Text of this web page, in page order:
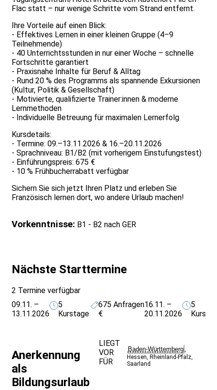
Flac statt – nur wenige Schritte vom Strand entfernt.
Ihre Vorteile auf einen Blick:
- Effektives Lernen in einer kleinen Gruppe (4–9
Teilnehmende)
- 40 Unterrichtsstunden in nur einer Woche – schnelle
Fortschritte garantiert
- Praxisnahe Inhalte für Beruf & Alltag
- Rund 20 % des Programms als spannende Exkursionen
(Kultur, Politik & Gesellschaft)
- Motivierte, qualifizierte Trainer:innen & moderne
Lernmethoden
- Individuelle Betreuung für maximalen Lernerfolg
Kursdetails:
- Termine: 09.–13.11.2026 & 16.–20.11.2026
- Sprachniveau: B1/B2 (mit vorherigem Einstufungstest)
- Einführungspreis: 675 €
- 10 % Frühbucherrabatt verfügbar
Sichern Sie sich jetzt Ihren Platz und erleben Sie
Französisch lernen dort, wo andere Urlaub machen!
Vorkenntnisse: B1 - B2 nach GER
Nächste Starttermine
2 Termine verfügbar
09.11. –
13.11.2026
5
Kurstage
675
€
Anfragen16.11. –
20.11.2026
5
Anerkennung
als
Bildungsurlaub
LIEGT
VOR
FÜR
Baden-Württemberg,
Hessen, Rheinland-Pfalz,
Saarland